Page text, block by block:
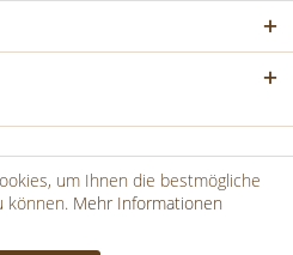
nicht anders beschrieben
um Ihnen die bestmögliche
können. Mehr Informationen